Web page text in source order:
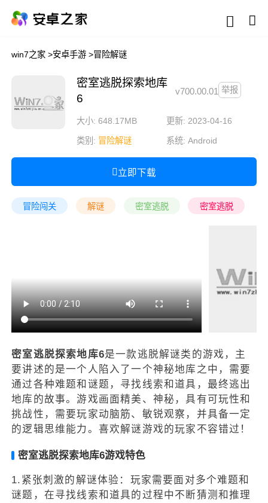
win7之家 >安卓手游 >冒险解谜
密室逃脱探索地库
6
v700.00.01 举报
大小: 648.17MB 更新: 2023-04-16
类别: 冒险解谜 系统:Android
立即下载
冒险闯关 解谜 密室逃脱 密室逃脱
密室逃脱探索地库6是一款逃脱解谜类的游戏，主
要讲述的是一个人陷入了一个神秘地库之中，需要
通过各种难题和谜题，寻找线索和道具，最终逃出
地库的故事。游戏画面精美、神秘，具有可玩性和
挑战性，需要玩家动脑筋、敏锐观察，并具备一定
的逻辑思维能力。喜欢解谜游戏的玩家不容错过！
密室逃脱探索地库6游戏特色
1.紧张刺激的解谜体验：玩家需要面对多个难题和
谜题，在寻找线索和道具的过程中不断猜测和推理